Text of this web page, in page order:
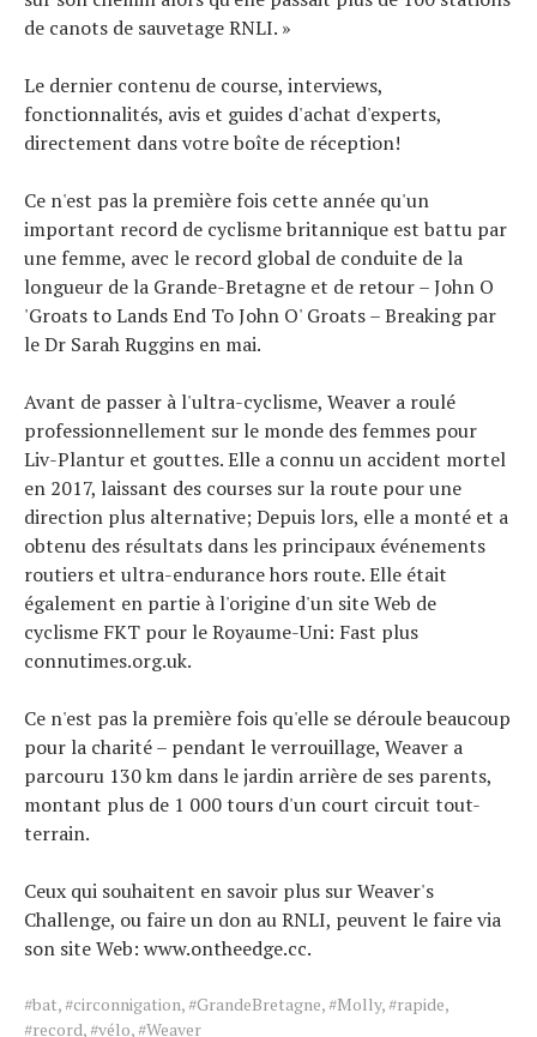
de canots de sauvetage RNLI. »
Le dernier contenu de course, interviews,
fonctionnalités, avis et guides d'achat d'experts,
directement dans votre boîte de réception!
Ce n'est pas la première fois cette année qu'un
important record de cyclisme britannique est battu par
une femme, avec le record global de conduite de la
longueur de la Grande-Bretagne et de retour – John O
'Groats to Lands End To John O' Groats – Breaking par
le Dr Sarah Ruggins en mai.
Avant de passer à l'ultra-cyclisme, Weaver a roulé
professionnellement sur le monde des femmes pour
Liv-Plantur et gouttes. Elle a connu un accident mortel
en 2017, laissant des courses sur la route pour une
direction plus alternative; Depuis lors, elle a monté et a
obtenu des résultats dans les principaux événements
routiers et ultra-endurance hors route. Elle était
également en partie à l'origine d'un site Web de
cyclisme FKT pour le Royaume-Uni: Fast plus
connutimes.org.uk.
Ce n'est pas la première fois qu'elle se déroule beaucoup
pour la charité – pendant le verrouillage, Weaver a
parcouru 130 km dans le jardin arrière de ses parents,
montant plus de 1 000 tours d'un court circuit tout-
terrain.
Ceux qui souhaitent en savoir plus sur Weaver's
Challenge, ou faire un don au RNLI, peuvent le faire via
son site Web: www.ontheedge.cc.
Tags
for
#bat,#circonnigation,#GrandeBretagne,#Molly,#rapide,
#record,#vélo,#Weaver